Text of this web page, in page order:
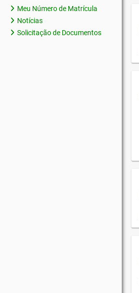
Meu Número de Matrícula
Notícias
Solicitação de Documentos